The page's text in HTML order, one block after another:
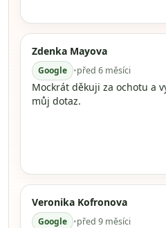
Zdenka Mayova
Google •před 6 měsíci
Mockrát děkuji za ochotu a
můj dotaz.
Veronika Kofronova
Google •před 9 měsíci